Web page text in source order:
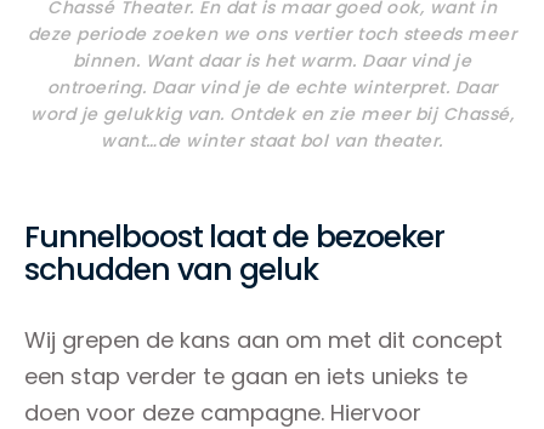
Chassé Theater. En dat is maar goed ook, want in
deze periode zoeken we ons vertier toch steeds meer
binnen. Want daar is het warm. Daar vind je
ontroering. Daar vind je de echte winterpret. Daar
word je gelukkig van. Ontdek en zie meer bij Chassé,
want…de winter staat bol van theater.
Funnelboost laatde bezoeker
schudden van geluk
Wij grepen de kans aan om met dit concept
een stap verder te gaan en iets unieks te
doen voor deze campagne. Hiervoor